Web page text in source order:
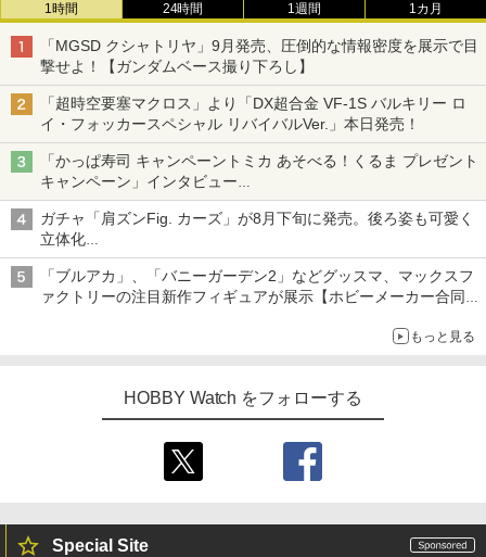
1時間 24時間 1週間 1カ月
「MGSD クシャトリヤ」9月発売、圧倒的な情報密度を展示で目
撃せよ！【ガンダムベース撮り下ろし】
「超時空要塞マクロス」より「DX超合金 VF-1S バルキリー ロ
イ・フォッカースペシャル リバイバルVer.」本日発売！
「かっぱ寿司 キャンペーントミカ あそべる！くるま プレゼント
キャンペーン」インタビュー
子どもが楽しめるかっぱ寿司ならではの体験とコラボの楽しさを
追求
ガチャ「肩ズンFig. カーズ」が8月下旬に発売。後ろ姿も可愛く
立体化
ライトニング・マックィーンやメーターなど4種がラインナップ
「ブルアカ」、「バニーガーデン2」などグッスマ、マックスフ
ァクトリーの注目新作フィギュアが展示【ホビーメーカー合同展
もっと見る
HOBBY Watch をフォローする
Special Site